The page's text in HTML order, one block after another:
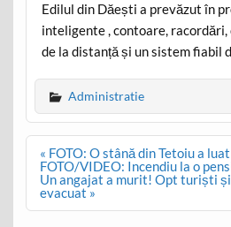
Edilul din Dăești a prevăzut în
inteligente , contoare,
de la distanță și un sistem fiabil
Administratie
Post
navigation
« FOTO: O stână din Tetoiu a
FOTO/VIDEO: Incendiu la o
Un angajat a murit! Opt turiști
evacuat »